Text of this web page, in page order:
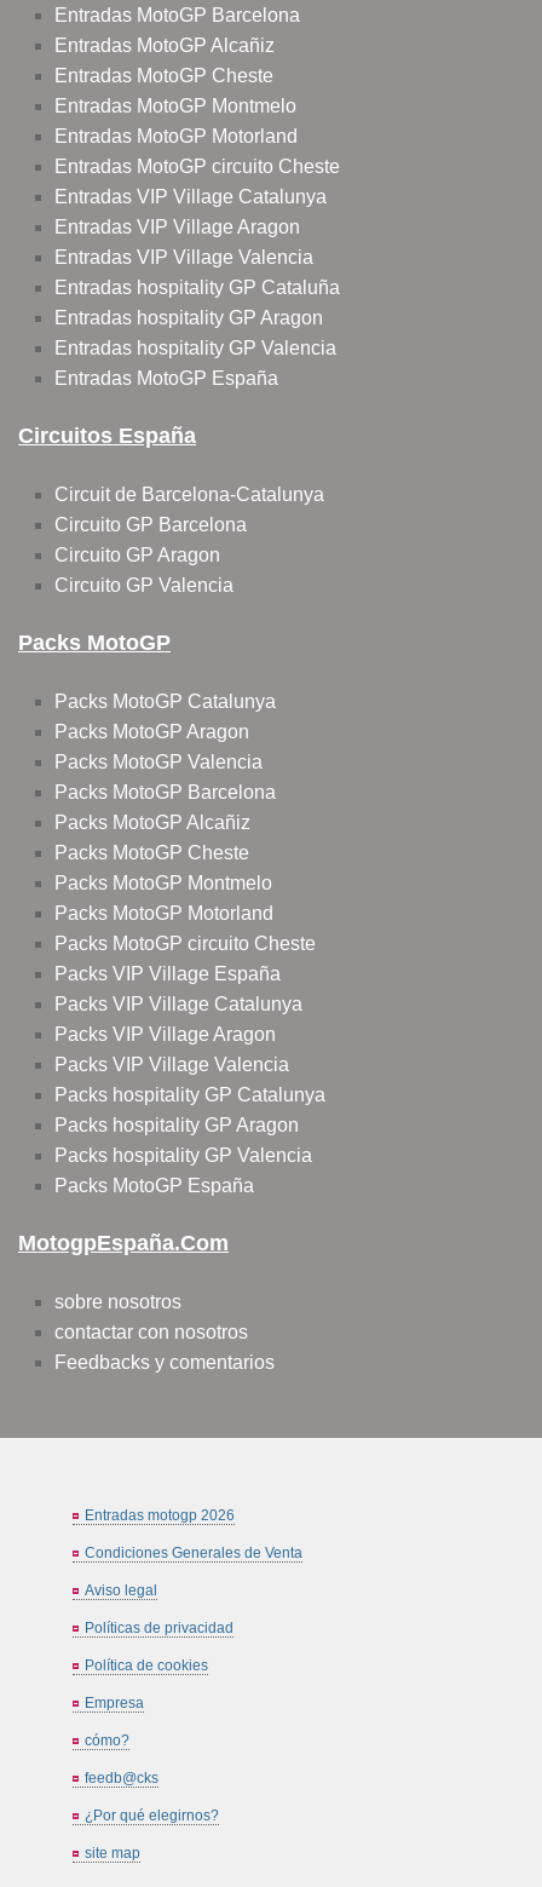
Entradas MotoGP Barcelona
Entradas MotoGP Alcañiz
Entradas MotoGP Cheste
Entradas MotoGP Montmelo
Entradas MotoGP Motorland
Entradas MotoGP circuito Cheste
Entradas VIP Village Catalunya
Entradas VIP Village Aragon
Entradas VIP Village Valencia
Entradas hospitality GP Cataluña
Entradas hospitality GP Aragon
Entradas hospitality GP Valencia
Entradas MotoGP España
Circuitos España
Circuit de Barcelona-Catalunya
Circuito GP Barcelona
Circuito GP Aragon
Circuito GP Valencia
Packs MotoGP
Packs MotoGP Catalunya
Packs MotoGP Aragon
Packs MotoGP Valencia
Packs MotoGP Barcelona
Packs MotoGP Alcañiz
Packs MotoGP Cheste
Packs MotoGP Montmelo
Packs MotoGP Motorland
Packs MotoGP circuito Cheste
Packs VIP Village España
Packs VIP Village Catalunya
Packs VIP Village Aragon
Packs VIP Village Valencia
Packs hospitality GP Catalunya
Packs hospitality GP Aragon
Packs hospitality GP Valencia
Packs MotoGP España
MotogpEspaña.com
sobre nosotros
contactar con nosotros
Feedbacks y comentarios
Entradas motogp 2026
Condiciones Generales de Venta
Aviso legal
Políticas de privacidad
Política de cookies
Empresa
cómo?
feedb@cks
¿Por qué elegirnos?
site map